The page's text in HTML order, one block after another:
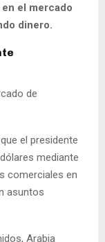
el mercado
dinero.
de
el presidente
mediante
comerciales en
asuntos
Arabia